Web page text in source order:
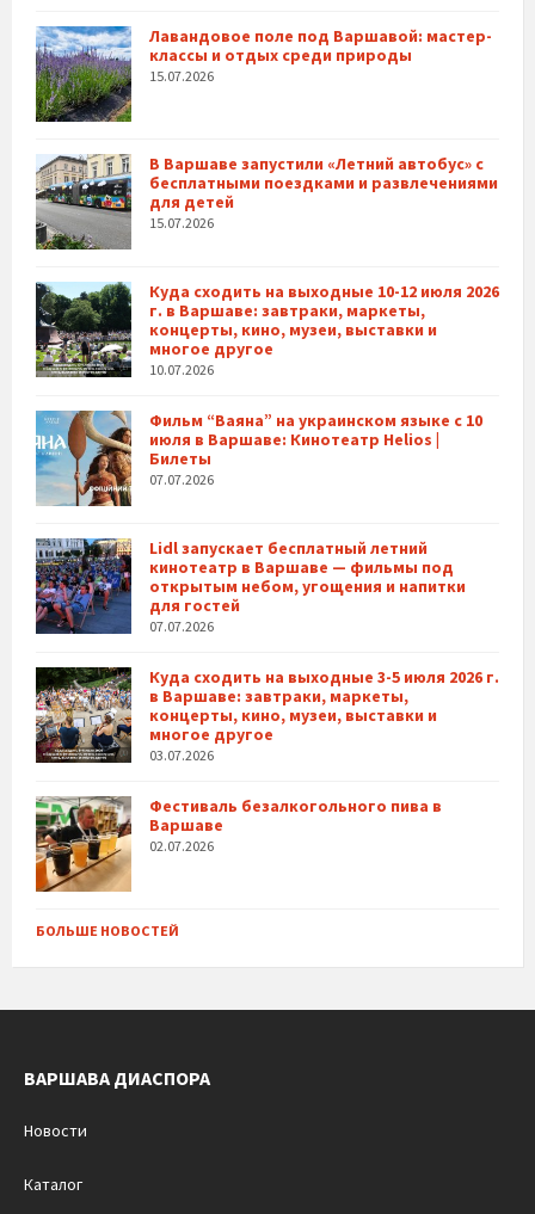
Лавандовое поле под Варшавой: мастер-
классы и отдых среди природы
15.07.2026
В Варшаве запустили «Летний автобус» с
бесплатными поездками и развлечениями
для детей
15.07.2026
Куда сходить на выходные 10-12 июля 2026
г. в Варшаве: завтраки, маркеты,
концерты, кино, музеи, выставки и
многое другое
10.07.2026
Фильм “Ваяна” на украинском языке с 10
июля в Варшаве: Кинотеатр Helios |
Билеты
07.07.2026
Lidl запускает бесплатный летний
кинотеатр в Варшаве — фильмы под
открытым небом, угощения и напитки
для гостей
07.07.2026
Куда сходить на выходные 3-5 июля 2026 г.
в Варшаве: завтраки, маркеты,
концерты, кино, музеи, выставки и
многое другое
03.07.2026
Фестиваль безалкогольного пива в
Варшаве
02.07.2026
БОЛЬШЕ НОВОСТЕЙ
ВАРШАВА ДИАСПОРА
Новости
Каталог